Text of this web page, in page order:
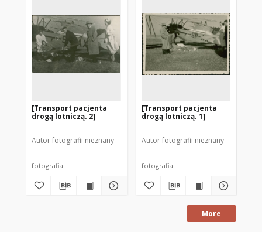
[Transport pacjenta
drogą lotniczą. 2]
Autor fotografii nieznany
fotografia
[Transport pacjenta
drogą lotniczą. 1]
Autor fotografii nieznany
fotografia
More